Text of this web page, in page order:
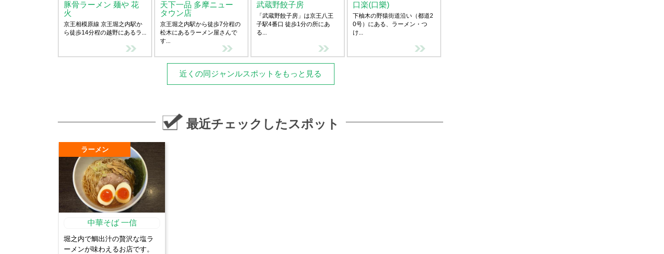
豚骨ラーメン 麺や 花
火
京王相模原線 京王堀之内駅か
ら徒歩14分程の越野にあるラ...
天下一品 多摩ニュー
タウン店
京王堀之内駅から徒歩7分程の
松木にあるラーメン屋さんで
す...
武蔵野餃子房
「武蔵野餃子房」は京王八王
子駅4番口 徒歩1分の所にあ
る...
口楽(口樂)
下柚木の野猿街道沿い（都道2
0号）にある、ラーメン・つ
け...
近くの同ジャンルスポットをもっと見る
最近チェックしたスポット
ラーメン
中華そば 一信
堀之内で鯛出汁の贅沢な塩ラ
ーメンが味わえるお店です。